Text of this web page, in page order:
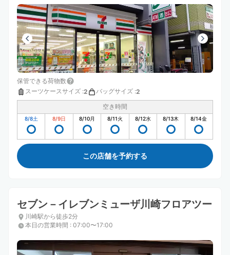
保管できる荷物数
スーツケースサイズ :2 バッグサイズ :2
空き時間
8/8土 8/9日 8/10月 8/11火 8/12水 8/13木 8/14金
この店舗を予約する
セブン－イレブンミューザ川崎フロアツー
川崎駅から徒歩2分
本日の営業時間 : 07:00〜17:00